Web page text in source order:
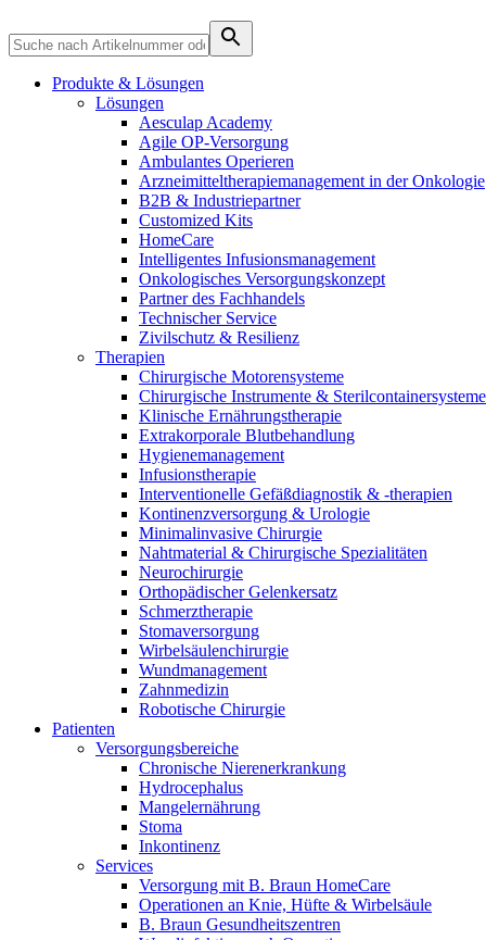
Produktkatalog
Finden Sie das Produkt, das Sie suchen. Besuchen Sie den
B. Braun HomeCare
Wir koordinieren Ihre medizinische Versorgung, wenn Sie aus
Finden Sie Ihren Job
Entdecken Sie Ihre Karrierechancen bei B. Braun.
Innovation Hub
Lassen Sie uns Innovationen in der Medizintechnologie
Produkte & Lösungen
Lösungen
Aesculap Academy
Agile OP-Versorgung
Ambulantes Operieren
Arzneimitteltherapiemanagement in der Onkologie​
B2B & Industriepartner
Customized Kits
HomeCare
Intelligentes Infusionsmanagement
Onkologisches Versorgungskonzept
Partner des Fachhandels
Technischer Service
Zivilschutz & Resilienz
Therapien
Chirurgische Motorensysteme
Chirurgische Instrumente & Sterilcontainersysteme
Klinische Ernährungstherapie
Extrakorporale Blutbehandlung
Hygienemanagement
Infusionstherapie
Interventionelle Gefäßdiagnostik & -therapien
Kontinenzversorgung & Urologie
Minimalinvasive Chirurgie
Nahtmaterial & Chirurgische Spezialitäten
Neurochirurgie
Orthopädischer Gelenkersatz
Schmerztherapie
Stomaversorgung
Wirbelsäulenchirurgie
Wundmanagement
Zahnmedizin
Robotische Chirurgie
Patienten
Versorgungsbereiche
Chronische Nierenerkrankung
Hydrocephalus
Mangelernährung
Stoma
Inkontinenz
Services
Versorgung mit B. Braun HomeCare
Operationen an Knie, Hüfte & Wirbelsäule
B. Braun Gesundheitszentren